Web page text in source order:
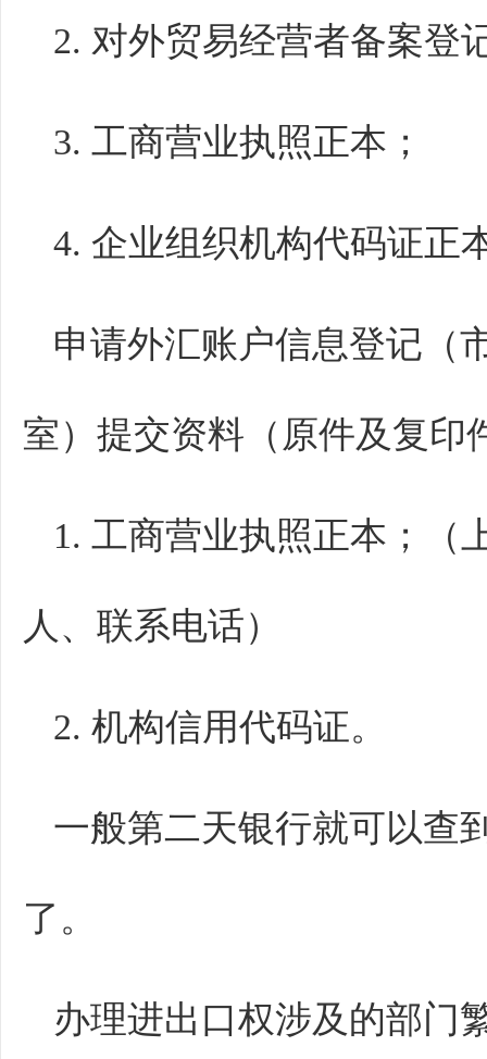
2. 对外贸易经营者备案登
3. 工商营业执照正本；
4. 企业组织机构代码证正
申请外汇账户信息登记（
室）提交资料（原件及复印
1. 工商营业执照正本；（
人、联系电话）
2. 机构信用代码证。
一般第二天银行就可以查
了。
办理进出口权涉及的部门